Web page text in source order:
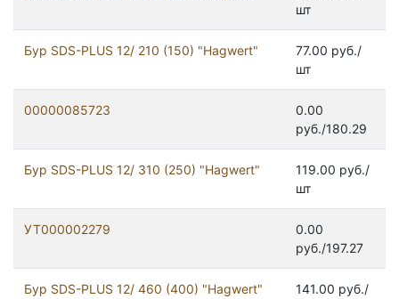
шт
Бур SDS-PLUS 12/ 210 (150) "Hagwert"
77.00 руб./
шт
00000085723
0.00
руб./180.29
Бур SDS-PLUS 12/ 310 (250) "Hagwert"
119.00 руб./
шт
УТ000002279
0.00
руб./197.27
Бур SDS-PLUS 12/ 460 (400) "Hagwert"
141.00 руб./